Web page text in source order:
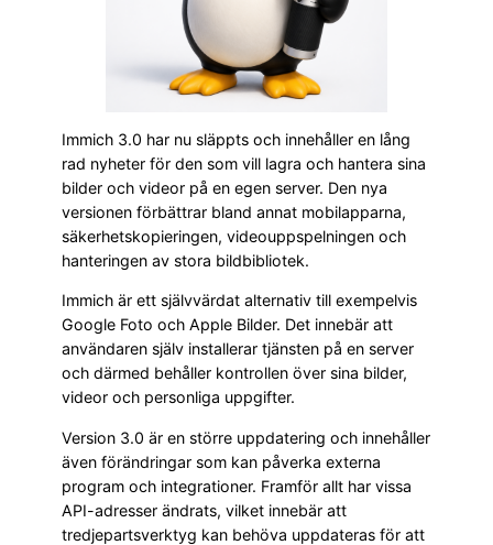
Immich 3.0 har nu släppts och innehåller en lång
rad nyheter för den som vill lagra och hantera sina
bilder och videor på en egen server. Den nya
versionen förbättrar bland annat mobilapparna,
säkerhetskopieringen, videouppspelningen och
hanteringen av stora bildbibliotek.
Immich är ett självvärdat alternativ till exempelvis
Google Foto och Apple Bilder. Det innebär att
användaren själv installerar tjänsten på en server
och därmed behåller kontrollen över sina bilder,
videor och personliga uppgifter.
Version 3.0 är en större uppdatering och innehåller
även förändringar som kan påverka externa
program och integrationer. Framför allt har vissa
API-adresser ändrats, vilket innebär att
tredjepartsverktyg kan behöva uppdateras för att